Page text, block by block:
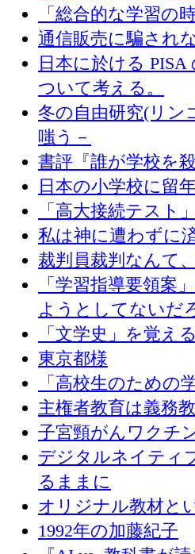
「総合的な学習の
通信販売に騙され
日本に於ける
ついて考える。
冬の自由研究(リ
嗤う－
書評『誰が学校を
日本の小学校に留
「高大接続テスト
私は神に遭わずに
裁判員裁判なんて
「学習指導要領案
ようとしてないだ
「文学史」を覚え
東京都様
「高校生のための
主権者教育は義務
子宮頸がんワクチ
デジタルネイティ
るままに
オリジナル教材と
1992年の加藤紀子